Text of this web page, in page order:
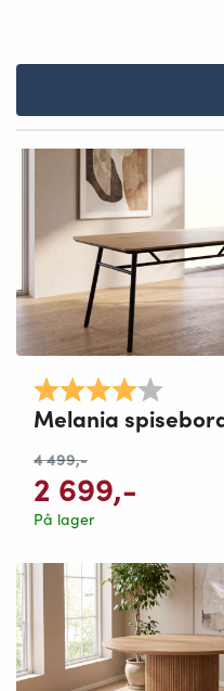
Karakter:
Melania
4 499,-
2 699,-
På lager